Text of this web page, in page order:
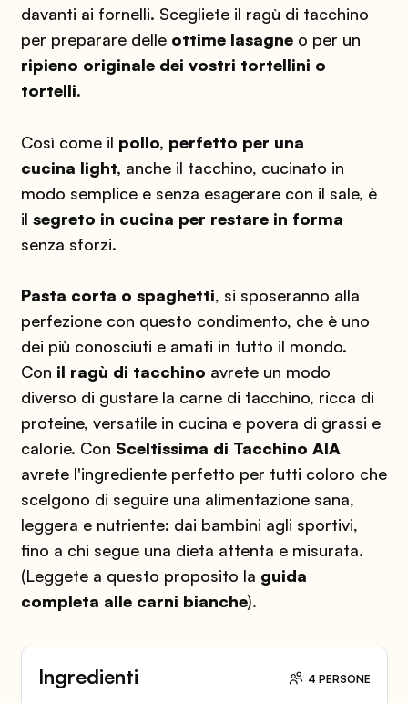
Ingredienti 4 PERSONE
davanti ai fornelli. Scegliete il ragù di tacchino
per preparare delle ottime lasagneo per un
ripieno originale dei vostri tortellini o
tortelli.
Così come il pollo, perfetto per una
cucina light, anche il tacchino, cucinato in
modo semplice e senza esagerare con il sale, è
il segreto in cucina per restare in forma
senza sforzi.
Pasta corta o spaghetti, si sposeranno alla
perfezione con questo condimento, che è uno
dei più conosciuti e amati in tutto il mondo.
Con il ragù di tacchino avrete un modo
diverso di gustare la carne di tacchino, ricca di
proteine, versatile in cucina e povera di grassi e
calorie. Con Sceltissima di Tacchino AIA
avrete l'ingrediente perfetto per tutti coloro che
scelgono di seguire una alimentazione sana,
leggera e nutriente: dai bambini agli sportivi,
fino a chi segue una dieta attenta e misurata.
(Leggete a questo proposito la guida
completa alle carni bianche).